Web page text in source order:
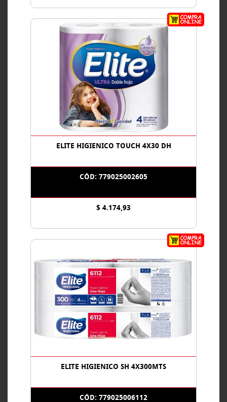
ELITE HIGIENICO TOUCH 4X30 DH
CÓD: 779025002605
$ 4.174,93
ELITE HIGIENICO SH 4X300MTS
CÓD: 779025006112